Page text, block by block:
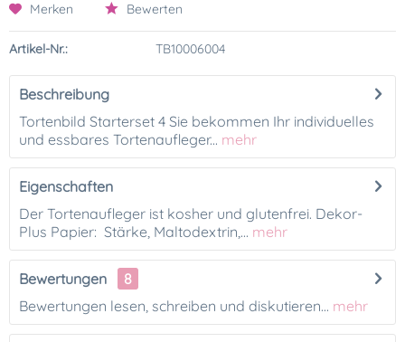
Merken Bewerten
Artikel-Nr.: TB10006004
Beschreibung
Tortenbild Starterset 4 Sie bekommen Ihr individuelles
und essbares Tortenaufleger... mehr
Eigenschaften
Der Tortenaufleger ist kosher und glutenfrei. Dekor-
Plus Papier: Stärke, Maltodextrin,... mehr
Bewertungen
8
Bewertungen lesen, schreiben und diskutieren... mehr